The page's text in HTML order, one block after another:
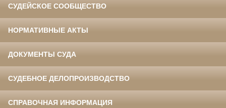
СУДЕЙСКОЕ СООБЩЕСТВО
НОРМАТИВНЫЕ АКТЫ
ДОКУМЕНТЫ СУДА
СУДЕБНОЕ ДЕЛОПРОИЗВОДСТВО
СПРАВОЧНАЯ ИНФОРМАЦИЯ